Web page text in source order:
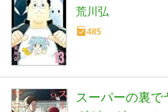
荒川弘
485
スーパーの裏で